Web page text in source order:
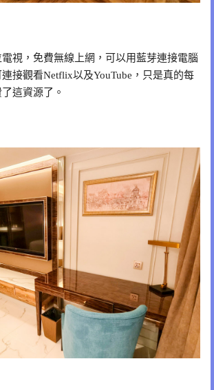
視，免費無線上網，可以用藍芽連接電腦
接觀看Netflix以及YouTube，只是真的每
這資源了。